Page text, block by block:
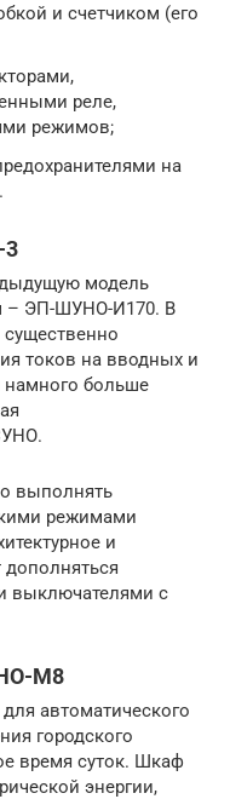
и счетчиком (его
реле,
режимов;
на
3
модель
– ЭП-ШУНО-И170. В
токов на вводных и
намного больше
выполнять
режимами
и
выключателями с
М8
автоматического
городского
время суток. Шкаф
энергии,